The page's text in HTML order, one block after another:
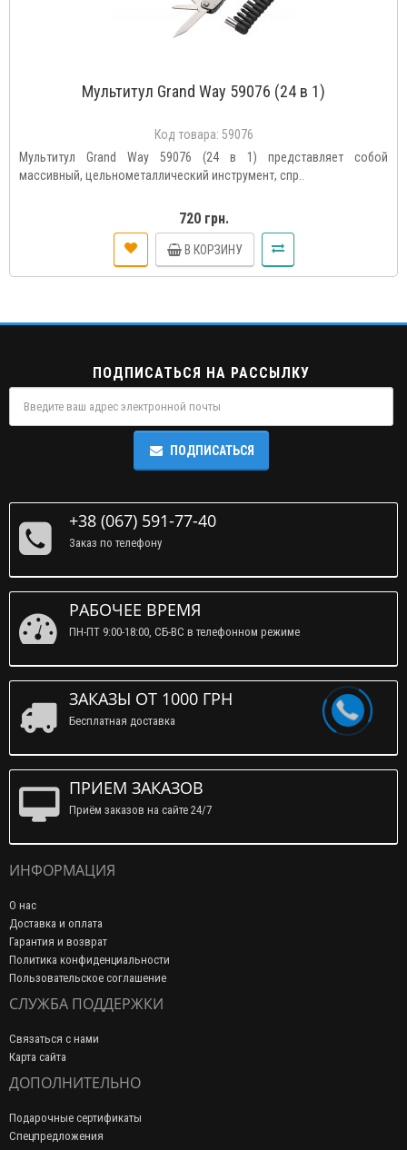
Мультитул Grand Way 59076 (24 в 1)
Код товара: 59076
Мультитул Grand Way 59076 (24 в 1) представляет собой
массивный, цельнометаллический инструмент, спр..
720 грн.
В КОРЗИНУ
ПОДПИСАТЬСЯ НА РАССЫЛКУ
ПОДПИСАТЬСЯ
+38 (067) 591-77-40
Заказ по телефону
РАБОЧЕЕ ВРЕМЯ
ПН-ПТ 9:00-18:00, СБ-ВС в телефонном режиме
ЗАКАЗЫ ОТ 1000 ГРН
Бесплатная доставка
ПРИЕМ ЗАКАЗОВ
Приём заказов на сайте 24/7
ИНФОРМАЦИЯ
О нас
Доставка и оплата
Гарантия и возврат
Политика конфиденциальности
Пользовательское соглашение
СЛУЖБА ПОДДЕРЖКИ
Связаться с нами
Карта сайта
ДОПОЛНИТЕЛЬНО
Подарочные сертификаты
Спецпредложения